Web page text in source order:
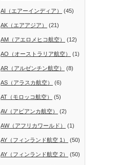
AI（エアーインディア） (45)
AK（エアアジア） (21)
AM（アエロメヒコ航空） (12)
AO（オーストラリア航空） (1)
AR（アルゼンチン航空） (8)
AS（アラスカ航空） (6)
AT（モロッコ航空） (5)
AV（アビアンカ航空） (2)
AW（アフリカワールド） (1)
AY（フィンランド航空 1） (50)
AY（フィンランド航空 2） (50)